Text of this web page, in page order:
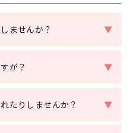
ませんか？ ▼
が？ ▼
たりしませんか？ ▼